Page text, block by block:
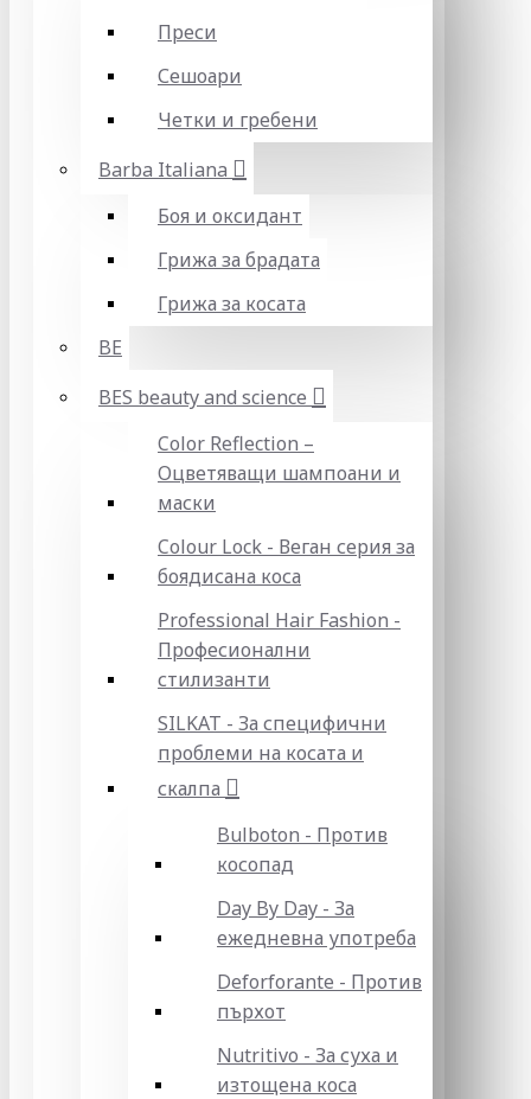
Преси
Сешоари
Четки и гребени
Barba Italiana
Боя и оксидант
Грижа за брадата
Грижа за косата
BE
BES beauty and science
Color Reflection –
Оцветяващи шампоани и
маски
Colour Lock - Веган серия за
боядисана коса
Professional Hair Fashion -
Професионални
стилизанти
SILKAT - За специфични
проблеми на косата и
скалпа
Bulboton - Против
косопад
Day By Day - За
ежедневна употреба
Deforforante - Против
пърхот
Nutritivo - За суха и
изтощена коса